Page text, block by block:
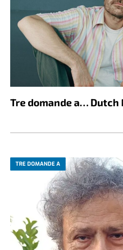
Tre domande a… Dutch
TRE DOMANDE A